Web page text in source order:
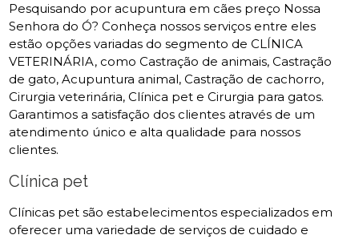
Pesquisando por acupuntura em cães preço Nossa
Senhora do Ó? Conheça nossos serviços entre eles
estão opções variadas do segmento de CLÍNICA
VETERINÁRIA, como Castração de animais, Castração
de gato, Acupuntura animal, Castração de cachorro,
Cirurgia veterinária, Clínica pet e Cirurgia para gatos.
Garantimos a satisfação dos clientes através de um
atendimento único e alta qualidade para nossos
clientes.
Clínica pet
Clínicas pet são estabelecimentos especializados em
oferecer uma variedade de serviços de cuidado e